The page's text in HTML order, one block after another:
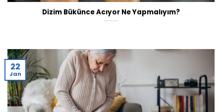
Dizim Bükünce Acıyor Ne Yapmalıyım?
22
Jan